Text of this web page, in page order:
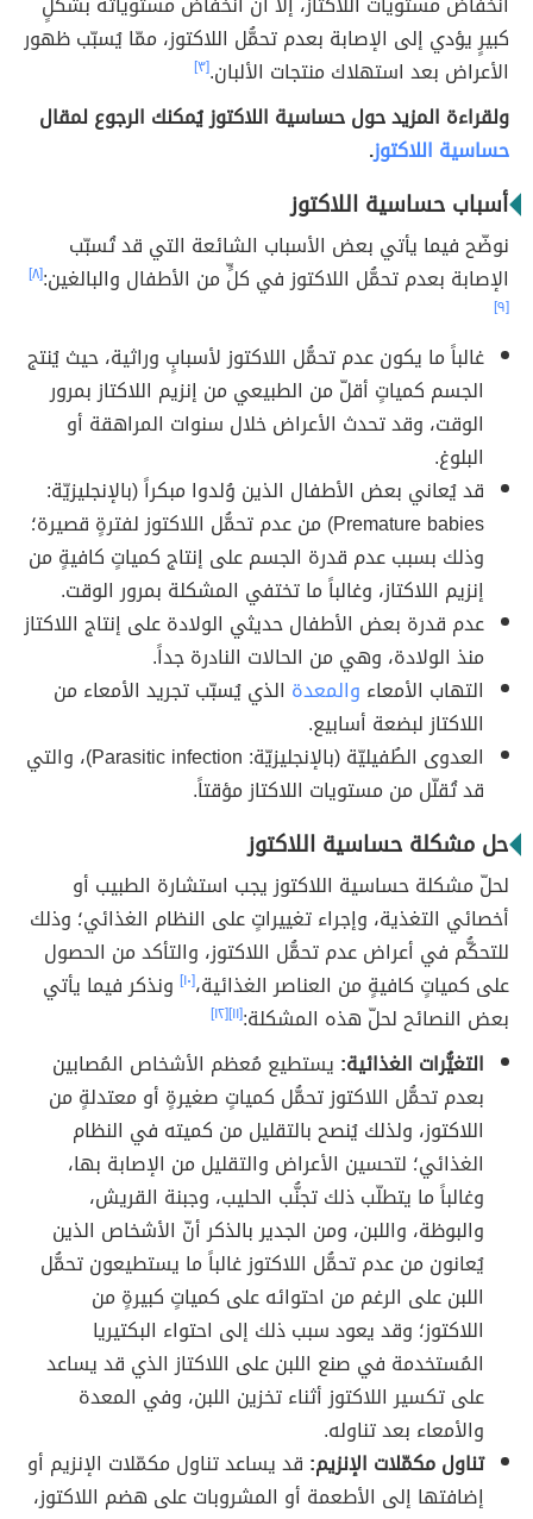
كبيرٍ يؤدي إلى الإصابة بعدم تحمُّل اللاكتوز، ممّا يُسبّب ظهور
الأعراض بعد استهلاك منتجات الألبان.[٣]
ولقراءة المزيد حول حساسية اللاكتوز يُمكنك الرجوع لمقال
حساسية اللاكتوز.
أسباب حساسية اللاكتوز
نوضّح فيما يأتي بعض الأسباب الشائعة التي قد تُسبّب
الإصابة بعدم تحمُّل اللاكتوز في كلٍّ من الأطفال والبالغين:[٨]
[٩]
غالباً ما يكون عدم تحمُّل اللاكتوز لأسبابٍ وراثية، حيث يُنتج
الجسم كمياتٍ أقلّ من الطبيعي من إنزيم اللاكتاز بمرور
الوقت، وقد تحدث الأعراض خلال سنوات المراهقة أو
البلوغ.
قد يُعاني بعض الأطفال الذين وُلدوا مبكراً (بالإنجليزيّة:
Premature babies) من عدم تحمُّل اللاكتوز لفترةٍ قصيرة؛
وذلك بسبب عدم قدرة الجسم على إنتاج كمياتٍ كافيةٍ من
إنزيم اللاكتاز، وغالباً ما تختفي المشكلة بمرور الوقت.
عدم قدرة بعض الأطفال حديثي الولادة على إنتاج اللاكتاز
منذ الولادة، وهي من الحالات النادرة جداً.
التهاب الأمعاء والمعدة الذي يُسبّب تجريد الأمعاء من
اللاكتاز لبضعة أسابيع.
العدوى الطُفيليّة (بالإنجليزيّة: Parasitic infection)، والتي
قد تُقلّل من مستويات اللاكتاز مؤقتاً.
حل مشكلة حساسية اللاكتوز
لحلّ مشكلة حساسية اللاكتوز يجب استشارة الطبيب أو
أخصائي التغذية، وإجراء تغييراتٍ على النظام الغذائي؛ وذلك
للتحكُّم في أعراض عدم تحمُّل اللاكتوز، والتأكد من الحصول
على كمياتٍ كافيةٍ من العناصر الغذائية،[١٠]
ونذكر فيما يأتي
بعض النصائح لحلّ هذه المشكلة:[١١] [١٢]
التغيُّرات الغذائية: يستطيع مُعظم الأشخاص المُصابين
بعدم تحمُّل اللاكتوز تحمُّل كمياتٍ صغيرةٍ أو معتدلةٍ من
اللاكتوز، ولذلك يُنصح بالتقليل من كميته في النظام
الغذائي؛ لتحسين الأعراض والتقليل من الإصابة بها،
وغالباً ما يتطلّب ذلك تجنُّب الحليب، وجبنة القريش،
والبوظة، واللبن، ومن الجدير بالذكر أنّ الأشخاص الذين
يُعانون من عدم تحمُّل اللاكتوز غالباً ما يستطيعون تحمُّل
اللبن على الرغم من احتوائه على كمياتٍ كبيرةٍ من
اللاكتوز؛ وقد يعود سبب ذلك إلى احتواء البكتيريا
المُستخدمة في صنع اللبن على اللاكتاز الذي قد يساعد
على تكسير اللاكتوز أثناء تخزين اللبن، وفي المعدة
والأمعاء بعد تناوله.
تناول مكمّلات الإنزيم: قد يساعد تناول مكمّلات الإنزيم أو
إضافتها إلى الأطعمة أو المشروبات على هضم اللاكتوز،